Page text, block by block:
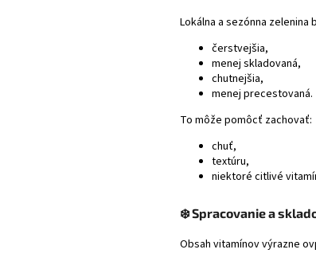
Lokálna a sezónna zelenina
čerstvejšia,
menej skladovaná,
chutnejšia,
menej precestovaná.
To môže pomôcť zachovať:
chuť,
textúru,
niektoré citlivé
❄️ Spracovanie a
Obsah vitamínov výrazne